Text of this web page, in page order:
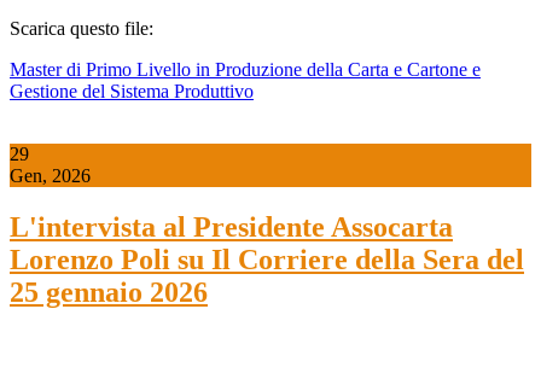
Scarica questo file:
Master di Primo Livello in Produzione della Carta e Cartone e
Gestione del Sistema Produttivo
29
Gen, 2026
L'intervista al Presidente Assocarta
Lorenzo Poli su Il Corriere della Sera del
25 gennaio 2026